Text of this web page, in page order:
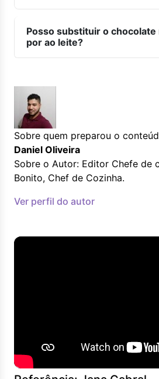
Posso substituir o chocolate
por ao leite?
Sobre quem preparou o
Daniel Oliveira
Sobre o Autor: Editor Chefe de
Bonito, Chef de Cozinha.
Ver perfil do autor